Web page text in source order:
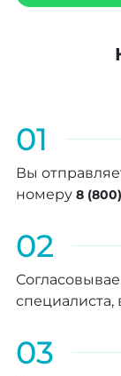
01
Вы
номеру 8
02
03